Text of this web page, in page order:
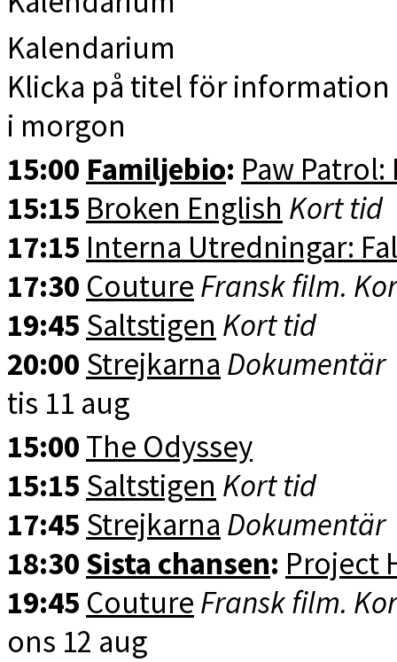
Kalendarium
Klicka på titel för
i morgon
15:00 Familjebio: Paw
15:15 Broken English Kort tid
17:15 Interna Utredningar:
17:30 Couture Fransk film.
19:45 Saltstigen Kort tid
20:00 Strejkarna Dokumentär
tis 11 aug
15:00 The Odyssey
15:15 Saltstigen Kort tid
17:45 Strejkarna Dokumentär
18:30 Sista chansen: Project
19:45 Couture Fransk film.
ons 12 aug